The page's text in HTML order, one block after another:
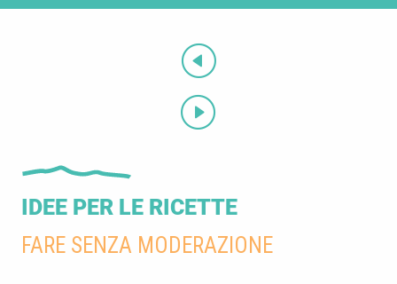
IDEE PER LE RICETTE
FARE SENZA MODERAZIONE